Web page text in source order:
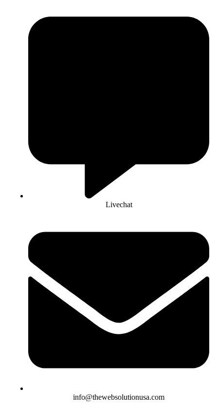
Livechat
info@thewebsolutionusa.com